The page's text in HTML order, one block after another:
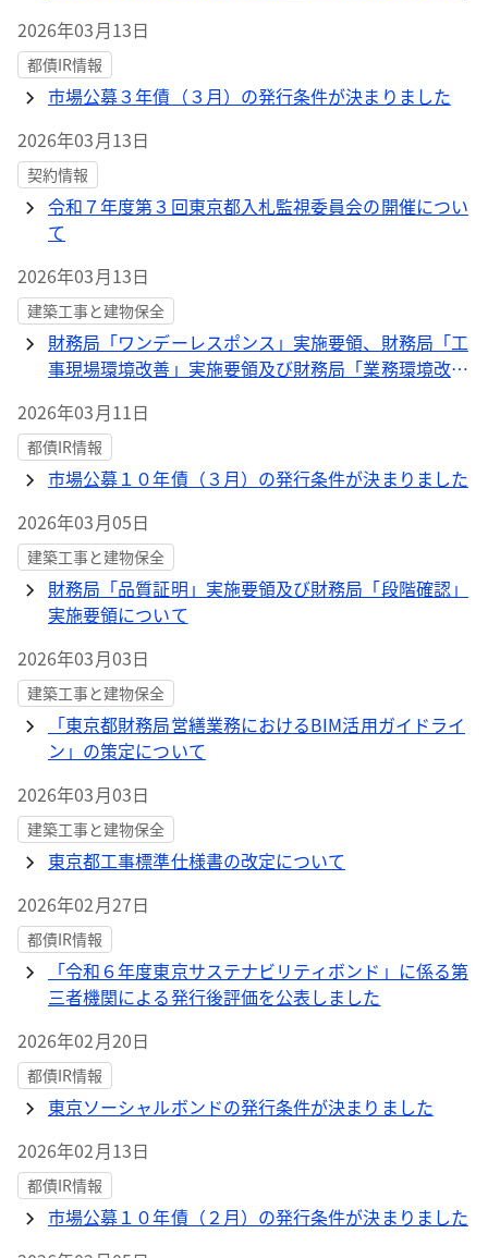
2026年03月13日
都債IR情報
市場公募３年債（３月）の発行条件が決まりました
2026年03月13日
契約情報
令和７年度第３回東京都入札監視委員会の開催につい
て
2026年03月13日
建築工事と建物保全
財務局「ワンデーレスポンス」実施要領、財務局「工
事現場環境改善」実施要領及び財務局「業務環境改
2026年03月11日
都債IR情報
市場公募１０年債（３月）の発行条件が決まりました
2026年03月05日
建築工事と建物保全
財務局「品質証明」実施要領及び財務局「段階確認」
実施要領について
2026年03月03日
建築工事と建物保全
「東京都財務局営繕業務におけるBIM活用ガイドライ
ン」の策定について
2026年03月03日
建築工事と建物保全
東京都工事標準仕様書の改定について
2026年02月27日
都債IR情報
「令和６年度東京サステナビリティボンド」に係る第
三者機関による発行後評価を公表しました
2026年02月20日
都債IR情報
東京ソーシャルボンドの発行条件が決まりました
2026年02月13日
都債IR情報
市場公募１０年債（２月）の発行条件が決まりました